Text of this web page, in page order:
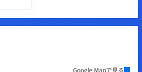
Google Mapで見る